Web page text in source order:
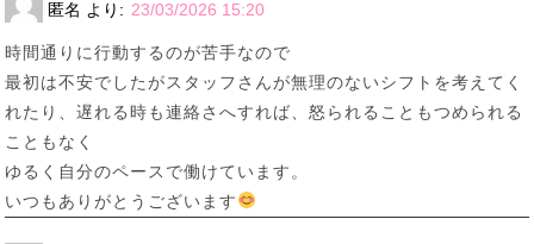
匿名 より: 23/03/2026 15:20
時間通りに行動するのが苦手なので
最初は不安でしたがスタッフさんが無理のないシフトを考えてく
れたり、遅れる時も連絡さへすれば、怒られることもつめられる
こともなく
ゆるく自分のペースで働けています。
いつもありがとうございます